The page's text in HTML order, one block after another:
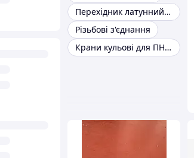
Перехідник латунний Перехідники латунні
Різьбові з'єднання
Крани кульові для ПНД труб